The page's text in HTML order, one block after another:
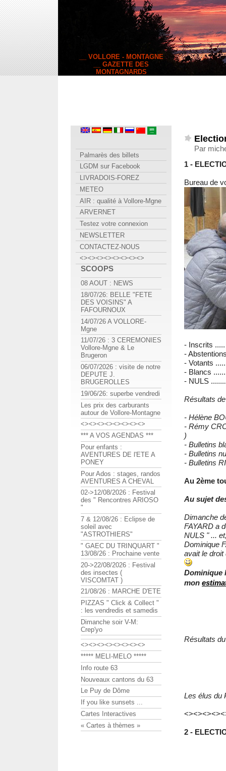
__ VOLLORE - MONTAGNE
__ GAZETTE DES
MONTAGNARDS
Par
1 -
Bureau de
- Inscrits
-
- Votants
- Blancs
- NULS
Résultats
- Hélène
- Rémy
)
- Bulletins
- Bulletins
- Bulletins
Au 2ème
Au sujet
Dimanche
FAYARD a
NULS " ...
Dominique
avait le droit
Dominique
mon
Résultats
Les élus du
2 -
Palmarès des billets
LGDM sur Facebook
LIVRADOIS-FOREZ
METEO
AIR : qualité à Vollore-Mgne
ARVERNET
Testez votre connexion
NEWSLETTER
CONTACTEZ-NOUS
<><><><><><><><>
SCOOPS
08 AOUT : NEWS
18/07/26: BELLE "FETE
DES VOISINS" A
FAFOURNOUX
14/07/26 A VOLLORE-
Mgne
11/07/26 : 3 CEREMONIES
Vollore-Mgne & Le
Brugeron
06/07/2026 : visite de notre
DEPUTE J.
BRUGEROLLES
19/06/26: superbe vendredi
Les prix des carburants
autour de Vollore-Montagne
<><><><><><><><>
*** A VOS AGENDAS ***
Pour enfants :
AVENTURES DE l'ETE A
PONEY
Pour Ados : stages, randos
AVENTURES A CHEVAL
02->12/08/2026 : Festival
des " Rencontres ARIOSO
"
7 & 12/08/26 : Eclipse de
soleil avec
"ASTROTHIERS"
" GAEC DU TRINQUART "
13/08/26 : Prochaine vente
20->22/08/2026 : Festival
des insectes (
VISCOMTAT )
21/08/26 : MARCHE D'ETE
PIZZAS " Click & Collect "
: les vendredis et samedis
Dimanche soir V-M:
Crep'yo
<><><><><><><><>
***** MELI-MELO *****
Info route 63
Nouveaux cantons du 63
Le Puy de Dôme
If you like sunsets ...
Cartes Interactives
« Cartes à thèmes »